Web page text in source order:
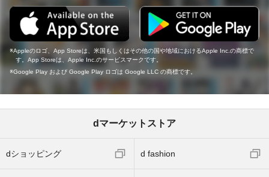
Appleのロゴ、App Storeは、米国もしくはその他の国や地域におけるApple Inc.の商標で
す。App Storeは、Apple Inc.のサービスマークです。
Google Play および Google Play ロゴは Google LLC の商標です。
dマーケットストア
dショッピング d fashion